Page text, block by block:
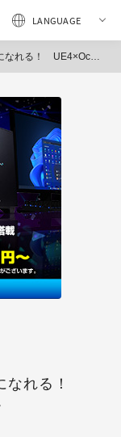
でカンタンアバター
なれる！